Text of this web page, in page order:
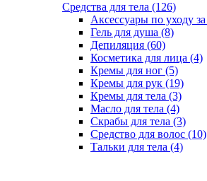
Средства для тела (126)
Аксессуары по уходу
Гель для душа (8)
Депиляция (60)
Косметика для лица (4)
Кремы для ног (5)
Кремы для рук (19)
Кремы для тела (3)
Масло для тела (4)
Скрабы для тела (3)
Средство для волос (10)
Тальки для тела (4)